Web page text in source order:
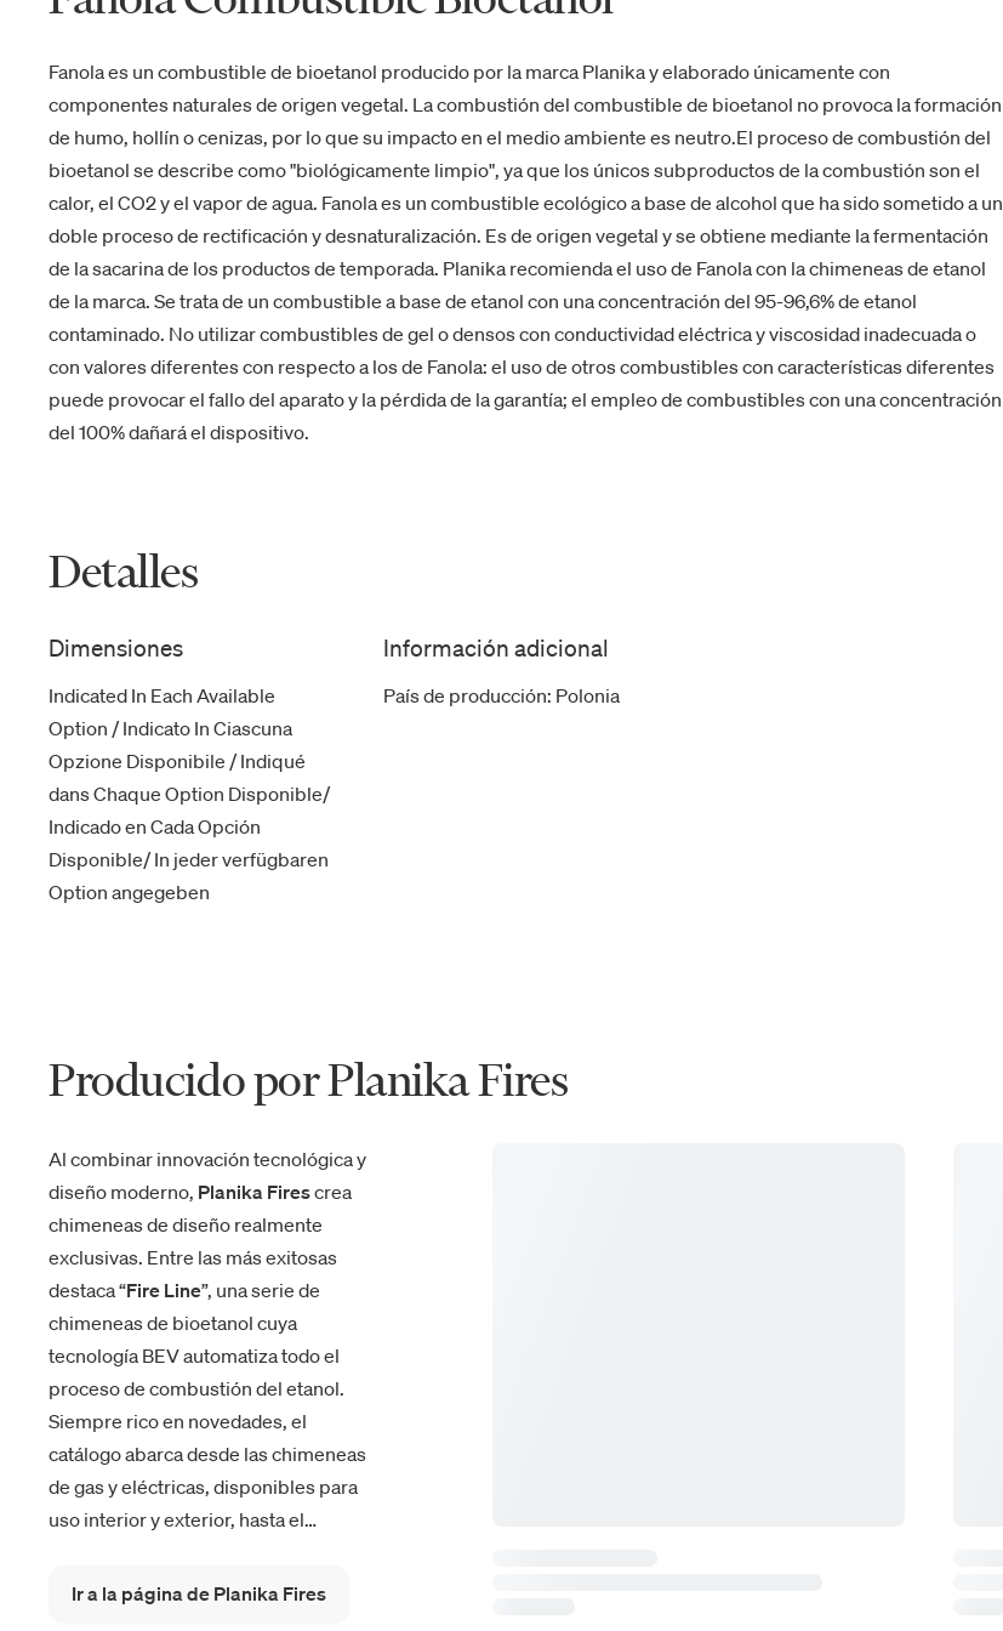
Fanola es un combustible de bioetanol producido por la marca Planika y elaborado únicamente con
componentes naturales de origen vegetal. La combustión del combustible de bioetanol no provoca la formación
de humo, hollín o cenizas, por lo que su impacto en el medio ambiente es neutro.El proceso de combustión del
bioetanol se describe como "biológicamente limpio", ya que los únicos subproductos de la combustión son el
calor, el CO2 y el vapor de agua. Fanola es un combustible ecológico a base de alcohol que ha sido sometido a un
doble proceso de rectificación y desnaturalización. Es de origen vegetal y se obtiene mediante la fermentación
de la sacarina de los productos de temporada. Planika recomienda el uso de Fanola con la chimeneas de etanol
de la marca. Se trata de un combustible a base de etanol con una concentración del 95-96,6% de etanol
contaminado. No utilizar combustibles de gel o densos con conductividad eléctrica y viscosidad inadecuada o
con valores diferentes con respecto a los de Fanola: el uso de otros combustibles con características diferentes
puede provocar el fallo del aparato y la pérdida de la garantía; el empleo de combustibles con una concentración
del 100% dañará el dispositivo.
Detalles
Dimensiones
Indicated In Each Available
Option / Indicato In Ciascuna
Opzione Disponibile / Indiqué
dans Chaque Option Disponible/
Indicado en Cada Opción
Disponible/ In jeder verfügbaren
Option angegeben
Información adicional
País de producción: Polonia
Producido por Planika Fires
Al combinar innovación tecnológica y
diseño moderno, Planika Firescrea
chimeneas de diseño realmente
exclusivas. Entre las más exitosas
destaca “Fire Line”, una serie de
chimeneas de bioetanol cuya
tecnología BEV automatiza todo el
proceso de combustión del etanol.
Siempre rico en novedades, el
catálogo abarca desde las chimeneas
de gas y eléctricas, disponibles para
uso interior y exterior, hasta el
términos de sostenibilidad ecológica
Ir a la página de Planika Fires